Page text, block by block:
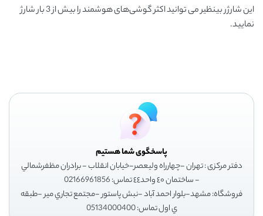
این شارژر بینظیر می توانید اکثر گوشی‌های هوشمند را بیش از 3 بار شارژ
نمایید.
پاسخگوی شما هستیم
دفتر مرکزی : تهران -چهارراه وليعصر-خيابان انقلاب - برادران مظفرشمالي
- ساختمان ٤٠ واحد٤٤ تماس: 02166961856
فروشگاه: مشهد-بلوار احمد آباد -نبش پاستور -مجتمع تجاري مير -طبقه
ي اول تماس: 05134000400